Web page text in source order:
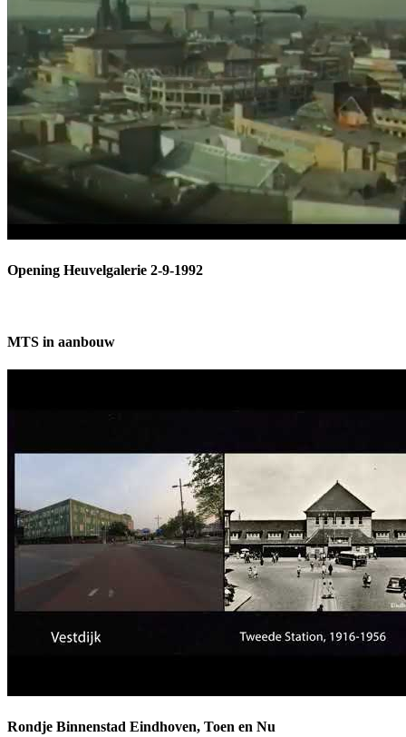
Opening Heuvelgalerie 2-9-1992
MTS in aanbouw
Rondje Binnenstad Eindhoven, Toen en Nu